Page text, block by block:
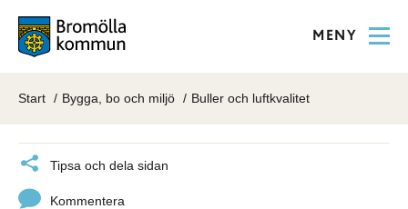
MENY
Start Bygga, bo och miljö Buller och luftkvalitet
Tipsa och dela sidan
Kommentera